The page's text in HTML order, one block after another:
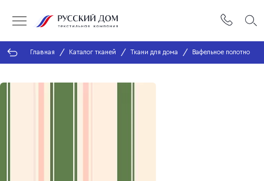
Главная Каталог тканей Ткани для дома Вафельное полотно